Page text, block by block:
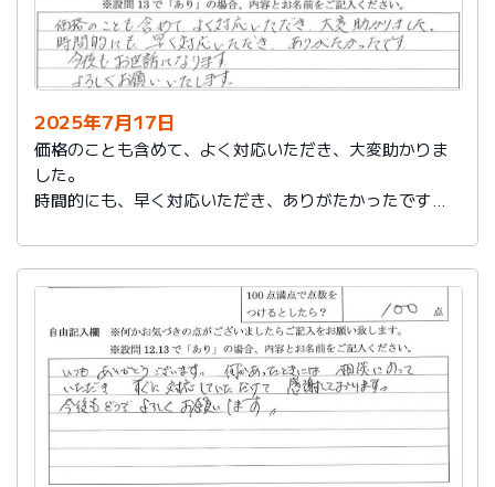
2025年7月17日
価格のことも含めて、よく対応いただき、大変助かりま
した。
時間的にも、早く対応いただき、ありがたかったです。